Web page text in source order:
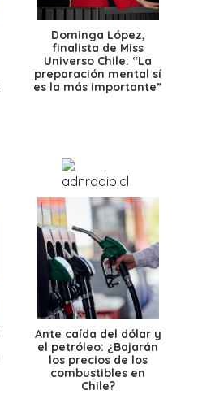
Dominga López,
finalista de Miss
Universo Chile: “La
preparación mental sí
es la más importante”
Ante caída del dólar y
el petróleo: ¿Bajarán
los precios de los
combustibles en
Chile?